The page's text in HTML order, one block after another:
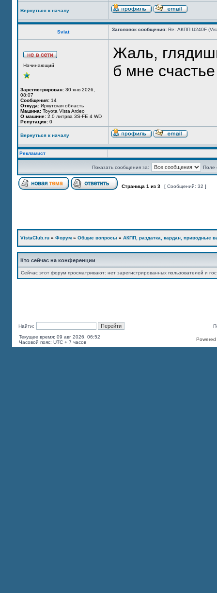
Вернуться к началу
Sviat Заголовок сообщения: Re: АКПП U240F
Начинающий
Зарегистрирован: 30 янв 2026,
08:07
Сообщения: 14
Откуда: Иркутская область
Машина: Toyota Vista Ardeo
О машине: 2.0 литрва 3S-FE 4 WD
Репутация: 0
Жаль,
б мне счастье
Вернуться к началу
Рекламист
Показать сообщения за: Поле
Страница 1 из 3 [ Сообщений: 32 ]
VistaClub.ru » Форум » Общие вопросы » АКПП, раздатка, кардан, приводные
Кто сейчас на конференции
Сейчас этот форум просматривают: нет зарегистрированных пользователей и
Найти:
Текущее время: 09 авг 2026, 06:52
Часовой пояс: UTC + 7 часов